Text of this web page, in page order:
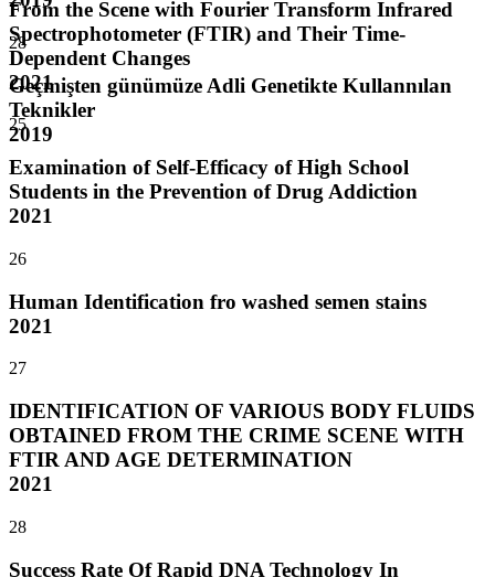
28
Geçmişten günümüze Adli Genetikte Kullannılan
Teknikler
2019
From the Scene with Fourier Transform Infrared
Spectrophotometer (FTIR) and Their Time-
Dependent Changes
2021
25
Examination of Self-Efficacy of High School
Students in the Prevention of Drug Addiction
2021
26
Human Identification fro washed semen stains
2021
27
IDENTIFICATION OF VARIOUS BODY FLUIDS
OBTAINED FROM THE CRIME SCENE WITH
FTIR AND AGE DETERMINATION
2021
28
Success Rate Of Rapid DNA Technology In